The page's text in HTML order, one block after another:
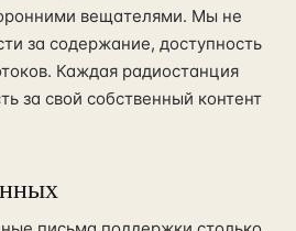
вещателями. Мы не
за содержание, доступность
Каждая радиостанция
за свой собственный контент